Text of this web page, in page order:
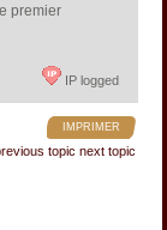
premier
IP logged
IMPRIMER
topic next topic